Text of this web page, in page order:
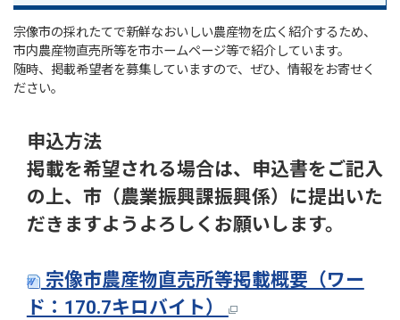
宗像市の採れたてで新鮮なおいしい農産物を広く紹介するため、
市内農産物直売所等を市ホームページ等で紹介しています。
随時、掲載希望者を募集していますので、ぜひ、情報をお寄せく
ださい。
申込方法
掲載を希望される場合は、申込書をご記入
の上、市（農業振興課振興係）に提出いた
だきますようよろしくお願いします。
宗像市農産物直売所等掲載概要（ワー
ド：170.7キロバイト）